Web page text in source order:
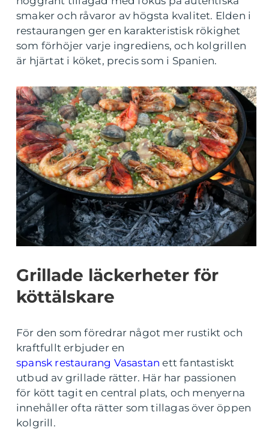
smaker och råvaror av högsta kvalitet. Elden i
restaurangen ger en karakteristisk rökighet
som förhöjer varje ingrediens, och kolgrillen
är hjärtat i köket, precis som i Spanien.
Grillade läckerheter för
köttälskare
För den som föredrar något mer rustikt och
kraftfullt erbjuder en
spansk restaurang Vasastan ett fantastiskt
utbud av grillade rätter. Här har passionen
för kött tagit en central plats, och menyerna
innehåller ofta rätter som tillagas över öppen
kolgrill.